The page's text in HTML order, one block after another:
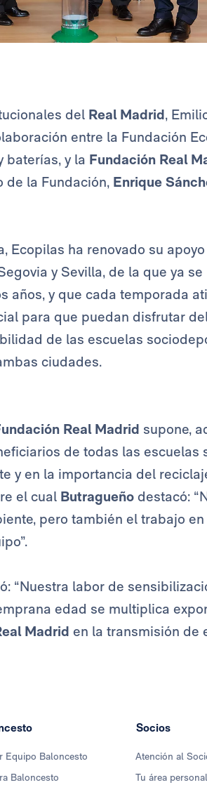
del Real Madrid,
entre la Fundación
baterías, y la Fundación Real
de la Fundación, Enrique
Ecopilas ha renovado su
y Sevilla, de la que ya
años, y que cada temporada
para que puedan disfrutar
de las escuelas
ciudades.
Real Madrid supone,
de todas las escuelas
y en la importancia del
el cual Butragueño destacó:
pero también el trabajo
“Nuestra labor de
edad se multiplica
Madrid en la transmisión de
Equipo Baloncesto
Baloncesto
Socios
Atención al
Tu área personal